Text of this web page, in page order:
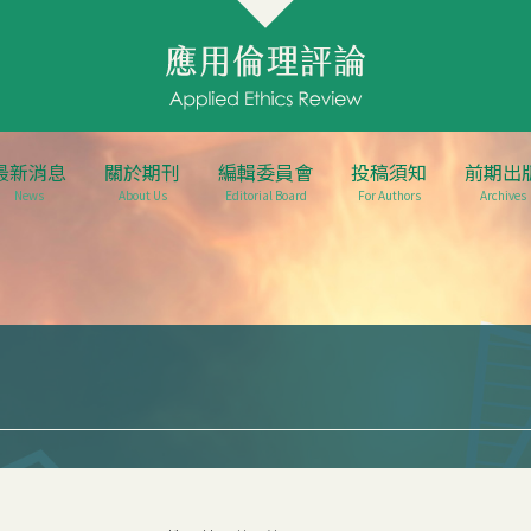
新消息
News
關於期刊
About Us
編輯委員會
Editorial Board
投稿須知
For Authors
前期出
Archives